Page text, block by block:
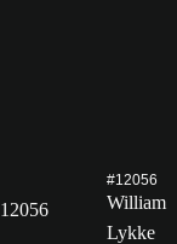
12056
#12056
William
Lykke